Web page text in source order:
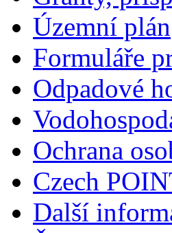
Územní plán
Formuláře
Odpadové
Ochrana
Czech
Další